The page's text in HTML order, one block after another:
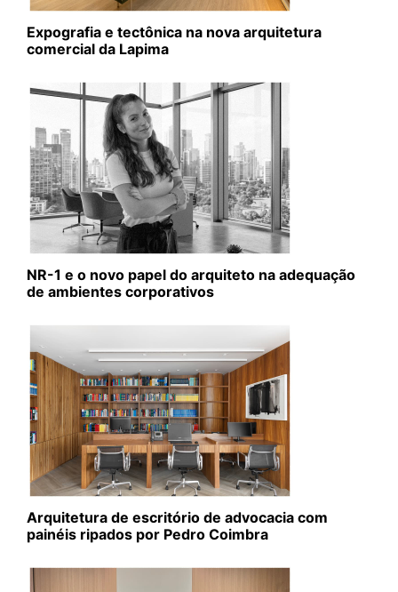
Expografia e tectônica na nova arquitetura
comercial da Lapima
NR-1 e o novo papel do arquiteto na adequação
de ambientes corporativos
Arquitetura de escritório de advocacia com
painéis ripados por Pedro Coimbra